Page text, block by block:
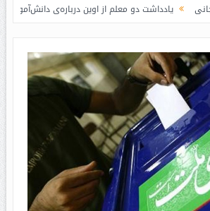
یادداشت دو معلم از اوین درباره‌ی دانش‌آموزانی که